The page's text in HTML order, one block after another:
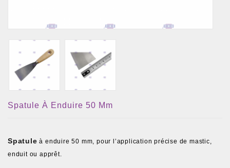
Spatule À Enduire 50 Mm
Spatule à enduire 50 mm, pour l’application précise de mastic,
enduit ou apprêt.